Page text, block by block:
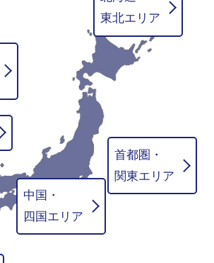
東北エリア
首都圏・
関東エリア
中国・
四国エリア